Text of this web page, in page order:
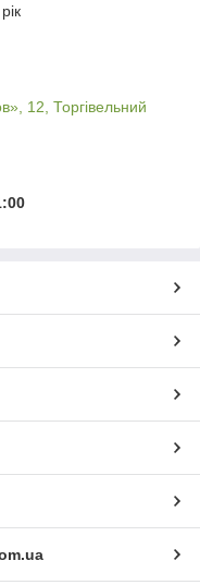
12, Торгівельний